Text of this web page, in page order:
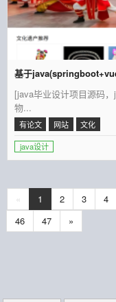
基于
[java毕业设计项目源码
物...
有论文 网站 文化
java设计
« 1 2 3 4
46
47 »